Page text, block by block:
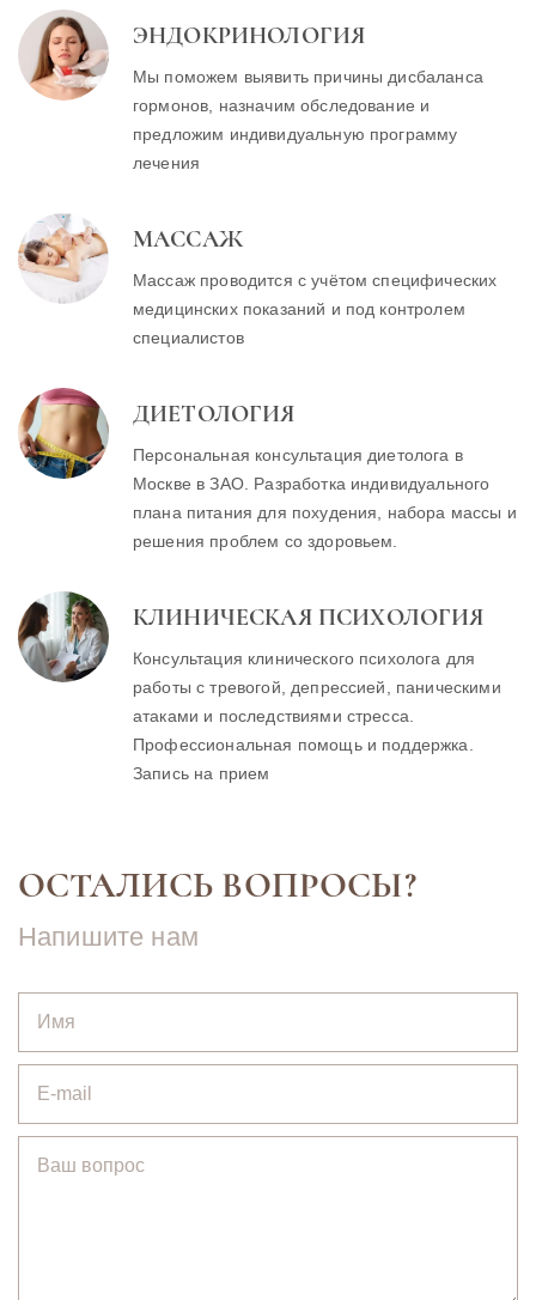
ЭНДОКРИНОЛОГИЯ
Мы поможем выявить причины дисбаланса
гормонов, назначим обследование и
предложим индивидуальную программу
лечения
МАССАЖ
Массаж проводится с учётом специфических
медицинских показаний и под контролем
специалистов
ДИЕТОЛОГИЯ
Персональная консультация диетолога в
Москве в ЗАО. Разработка индивидуального
плана питания для похудения, набора массы и
решения проблем со здоровьем.
КЛИНИЧЕСКАЯ ПСИХОЛОГИЯ
Консультация клинического психолога для
работы с тревогой, депрессией, паническими
атаками и последствиями стресса.
Профессиональная помощь и поддержка.
Запись на прием
ОСТАЛИСЬ ВОПРОСЫ?
Напишите нам